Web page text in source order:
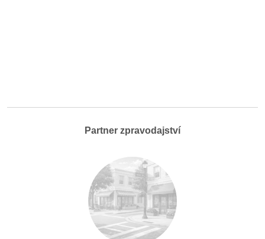
Partner zpravodajství